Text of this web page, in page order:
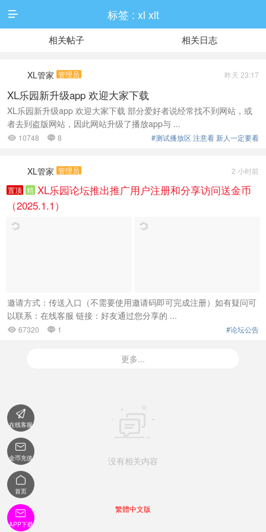
 标签 : xl xlt
相关帖子 相关日志
昨天 23:17
XL管家 管理员
XL乐园新升级app 欢迎大家下载
XL乐园新升级app 欢迎大家下载 部分爱好者说经常找不到网站，或
者去到盗版网站，因此网站升级了播放app与 ...
#测试播放区 注意看 新人一定要看
 10748  8
2 小时前
XL管家 管理员
置顶 精 XL乐园论坛推出推广用户注册和分享访问送金币
（2025.1.1）
邀请方式：传送入口（不需要使用邀请码即可完成注册）如有疑问可
以联系：在线客服 链接：好友通过您分享的 ...
#论坛公告
 67320  1
更多...
没有相关内容
繁體中文版

在线客服

金币充值

首页

APP下载